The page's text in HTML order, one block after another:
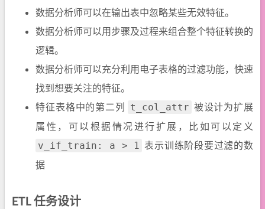
数据分析师可以在输出表中忽略某些无效特征。
数据分析师可以用步骤及过程来组合整个特征转换的
逻辑。
数据分析师可以充分利用电子表格的过滤功能，快速
找到想要关注的特征。
特征表格中的第二列
t_col_attr 被设计为扩展
属性，可以根据情况进行扩展，比如可以定义
v_if_train: a > 1 表示训练阶段要过滤的数
据
ETL 任务设计